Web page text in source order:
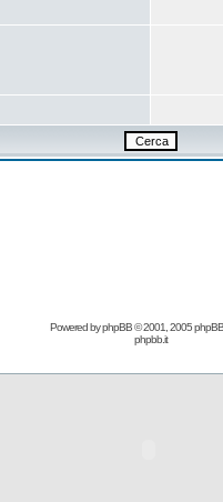
Powered byphpBB© 2001, 2005
phpbb.it